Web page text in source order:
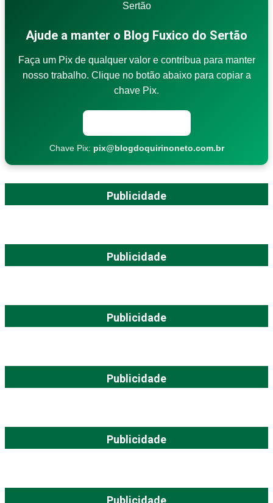
Ajude a manter o Blog Fuxico do Sertão
Faça um Pix de qualquer valor e contribua para manter
nosso trabalho. Clique no botão abaixo para copiar a
chave Pix.
Chave Pix: pix@blogdoquirinoneto.com.br
Publicidade
Publicidade
Publicidade
Publicidade
Publicidade
Publicidade